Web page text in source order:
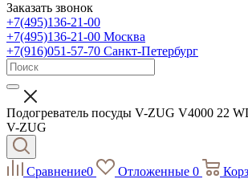
Заказать звонок
+7(495)136-21-00‬
+7(495)136-21-00‬ Москва
+7(916)051-57-70 Санкт-Петербург
Подогреватель посуды V-ZUG V4000 22
V-ZUG
Сравнение0 Отложенные 0